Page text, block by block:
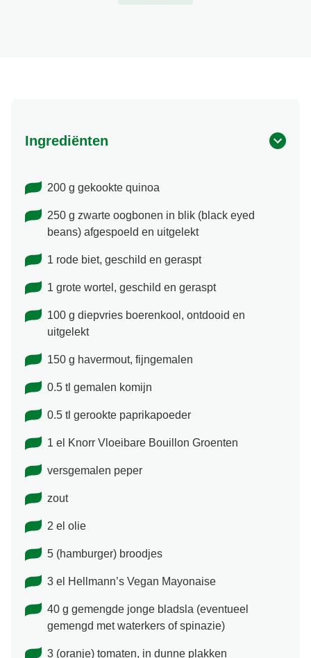
Ingrediënten
200 g gekookte quinoa
250 g zwarte oogbonen in blik (black eyed
beans) afgespoeld en uitgelekt
1 rode biet, geschild en geraspt
1 grote wortel, geschild en geraspt
100 g diepvries boerenkool, ontdooid en
uitgelekt
150 g havermout, fijngemalen
0.5 tl gemalen komijn
0.5 tl gerookte paprikapoeder
1 el Knorr Vloeibare Bouillon Groenten
versgemalen peper
zout
2 el olie
5 (hamburger) broodjes
3 el Hellmann’s Vegan Mayonaise
40 g gemengde jonge bladsla (eventueel
gemengd met waterkers of spinazie)
3 (oranje) tomaten, in dunne plakken